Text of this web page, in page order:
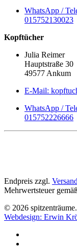
WhatsApp /
015752130023
Kopftücher
Julia Reimer
Hauptstraße 30
49577 Ankum
E-Mail:
WhatsApp /
015752226666
Endpreis zzgl.
Mehrwertsteuer
© 2026
Webdesign: Erwin